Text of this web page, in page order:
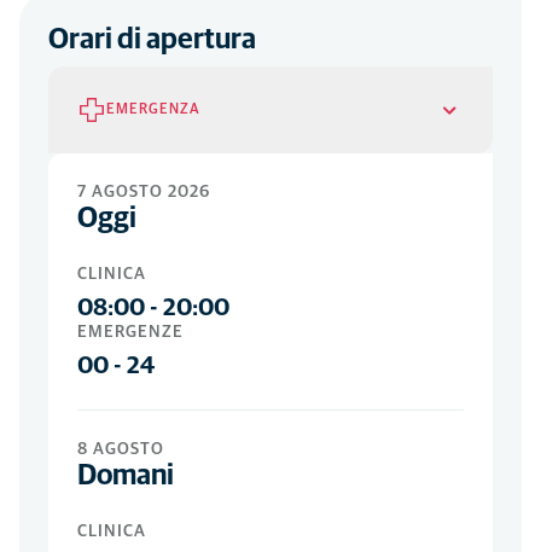
Orari di apertura
EMERGENZA
Emergenze
OGNI GIORNO
7 AGOSTO 2026
Oggi
CLINICA
08:00 - 20:00
EMERGENZE
00 - 24
8 AGOSTO
Domani
CLINICA